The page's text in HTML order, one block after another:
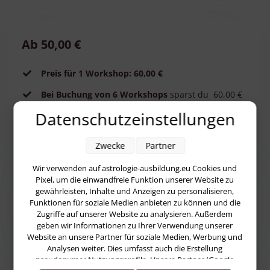
Ab 50,00 €
Preis für 1 Workshop: 60,00 €
Bei Buchung von 6 Workshops sparst du 60,00 €
Du erhältst 1 Handoutnach jedem Workshop.
Freischaltung der Aufzeichnung
Workshop
Eigene Horoskopekönnen zum Thema
besprochen werden.
Aufbau eines Workshops: 30 Min.
Stoffvermittlung; 30 Min. Gespräch mit der
Gruppe; 30 Min. Deutung von eigenen
Horoskopen. Dieser Teil wird, um deine
Datenschutzeinstellungen
Wir verwenden auf astrologie-ausbildung.eu Cookies und
Pixel, um die einwandfreie Funktion unserer Website zu
gewährleisten, Inhalte und Anzeigen zu personalisieren,
Funktionen für soziale Medien anbieten zu können und die
Zugriffe auf unserer Website zu analysieren. Außerdem
geben wir Informationen zu Ihrer Verwendung unserer
Website an unsere Partner für soziale Medien, Werbung und
Analysen weiter. Dies umfasst auch die Erstellung
pseudonymer Nutzungsprofile. Unsere Partner (Google
Zwecke Partner